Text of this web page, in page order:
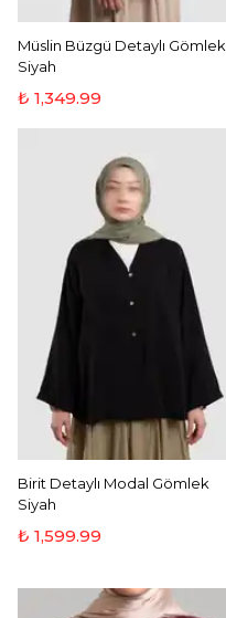
Müslin Büzgü Detaylı Gömlek
Siyah
₺ 1,349.99
Birit Detaylı Modal Gömlek
Siyah
₺ 1,599.99